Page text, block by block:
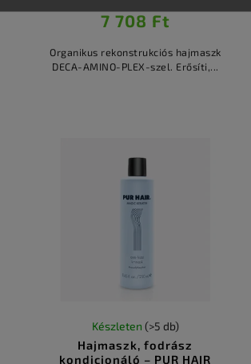
7 708 Ft
Organikus rekonstrukciós hajmaszk
DECA-AMINO-PLEX-szel. Erősíti,...
Hajmaszk, fodrász
kondicionáló – PUR HAIR
Készleten (>5 db)